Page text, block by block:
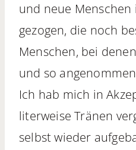
und neue Menschen
gezogen, die noch
Menschen, bei
und so
Ich hab mich in
literweise Tränen
selbst wieder